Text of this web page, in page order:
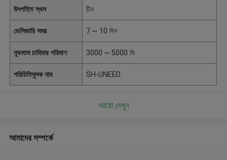
উৎপত্তি স্থল চীন
ডেলিভারি সময় 7 ~ 10 দিন
ন্যূনতম চাহিদার পরিমাণ 3000 ~ 5000 মি
পরিচিতিমুলক নাম SH-UNEED
আরো দেখুন
আমাদের সম্পর্কে